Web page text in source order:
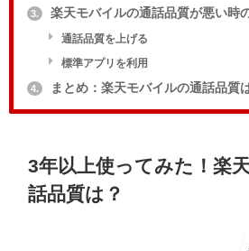
3. 楽天モバイルの通話品質が悪い時
通話品質を上げる
標準アプリを利用
4. まとめ：楽天モバイルの通話品質
3年以上使ってみた！楽
話品質は？